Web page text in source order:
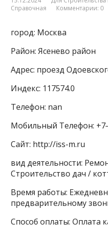
Справочная
Комментарии: 0
город: Москва
Район: Ясенево район
Адрес: проезд
Индекс: 117574.0
Телефон: nan
Мобильный Телефон:
Сайт: http://iss-m.ru
вид деятельности:
Строительство дач /
Время работы:
предварительному
Способ оплаты: Оплата